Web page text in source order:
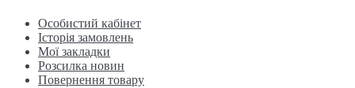
Особистий кабінет
Історія замовлень
Мої закладки
Розсилка новин
Повернення товару